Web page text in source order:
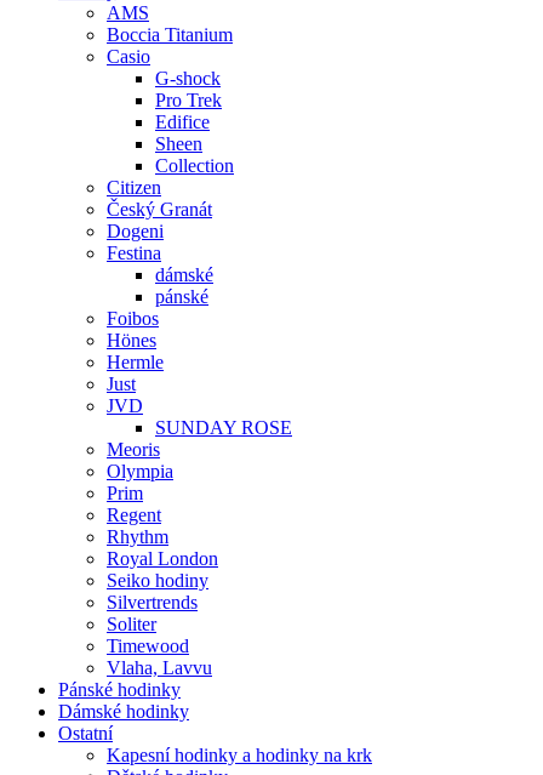
AMS
Boccia Titanium
Casio
G-shock
Pro Trek
Edifice
Sheen
Collection
Citizen
Český Granát
Dogeni
Festina
dámské
pánské
Foibos
Hönes
Hermle
Just
JVD
SUNDAY ROSE
Meoris
Olympia
Prim
Regent
Rhythm
Royal London
Seiko hodiny
Silvertrends
Soliter
Timewood
Vlaha, Lavvu
Pánské hodinky
Dámské hodinky
Ostatní
Kapesní hodinky a hodinky na krk